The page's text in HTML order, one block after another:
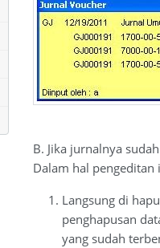
B. Jika jurnalnya
Dalam hal pengeditan
Langsung di
penghapusan
yang sudah